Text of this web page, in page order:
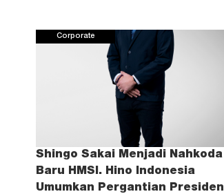
Corporate
Shingo Sakai Menjadi Nahkoda
Baru HMSI. Hino Indonesia
Umumkan Pergantian Presiden